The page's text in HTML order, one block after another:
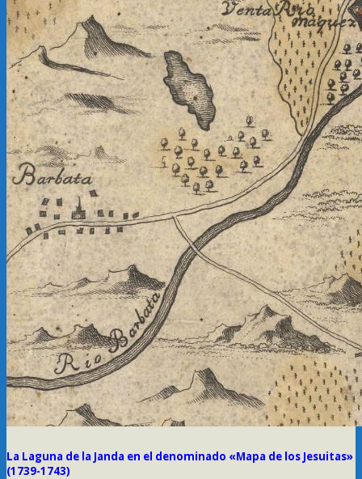
La Laguna de la Janda en el denominado «Mapa de los Jesuitas»
(1739-1743)